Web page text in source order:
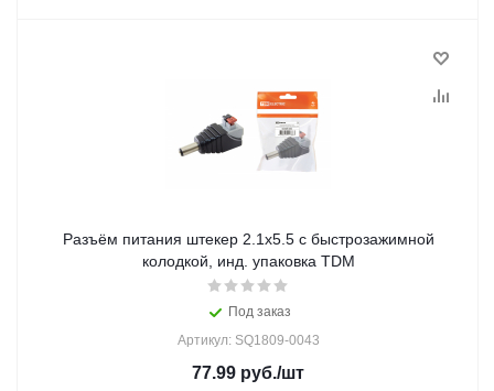
Разъём питания штекер 2.1х5.5 с быстрозажимной
колодкой, инд. упаковка TDM
Под заказ
Артикул: SQ1809-0043
77.99 руб./шт